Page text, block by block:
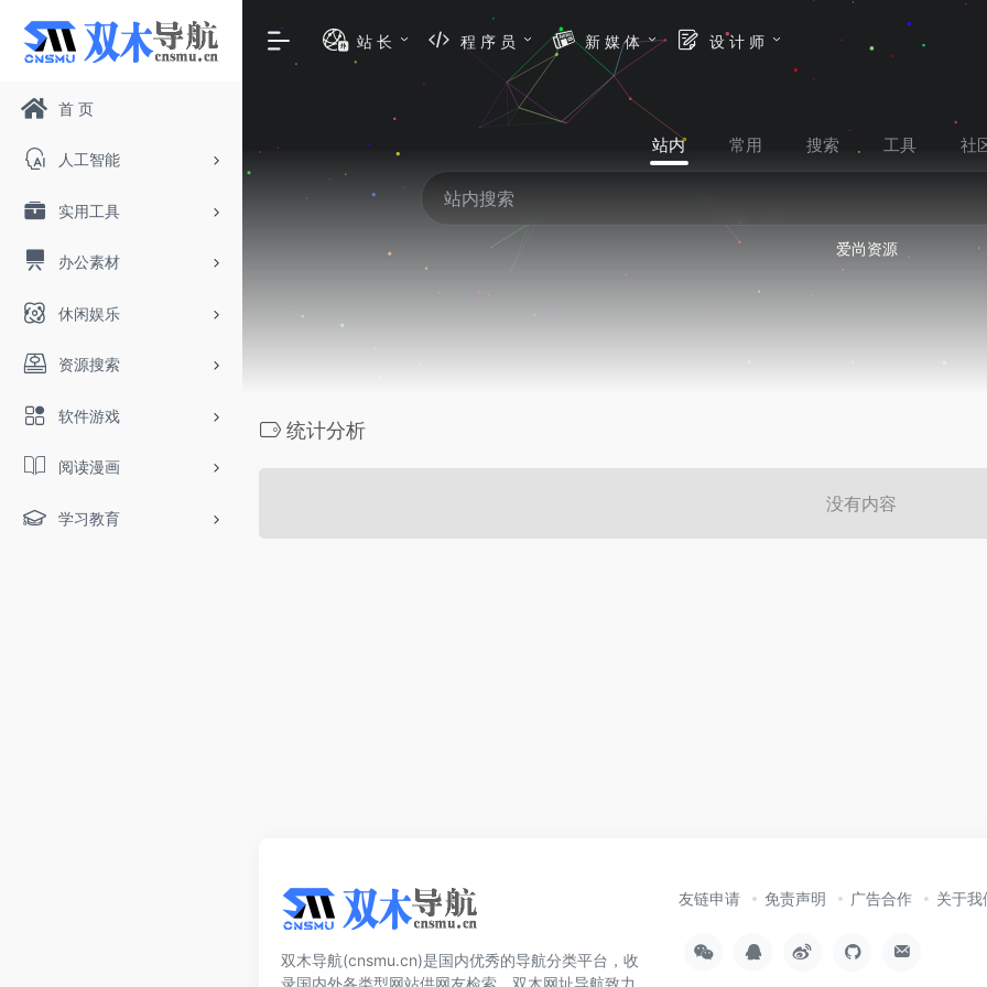
首 页
人工智能
实用工具
办公素材
休闲娱乐
资源搜索
软件游戏
阅读漫画
学习教育
站 长 程 序 员 新 媒 体 设 计 师
站内 常用 搜索 工具 社
爱尚资源
统计分析
没有内容
双木导航(cnsmu.cn)是国内优秀的导航分类平台，收
录国内外各类型网站供网友检索，双木网址导航致力
友链申请 免责声明 广告合作 关于我